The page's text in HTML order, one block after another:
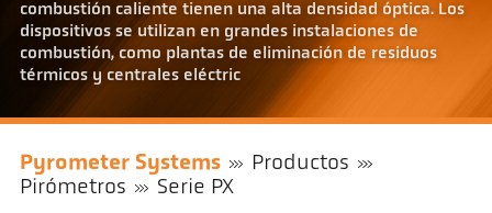
combustión caliente tienen una alta densidad óptica. Los
dispositivos se utilizan en grandes instalaciones de
combustión, como plantas de eliminación de residuos
térmicos y centrales eléctric
Pyrometer Systems
Productos
Pirómetros
Serie PX